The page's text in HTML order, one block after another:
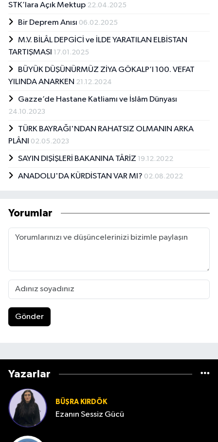
STK’lara Açık Mektup 22.04.2025
Bir Deprem Anısı 06.02.2025
M.V. BİLÂL DEPGİCİ ve İLDE YARATILAN ELBİSTAN
TARTIŞMASI 17.01.2025
BÜYÜK DÜŞÜNÜRMÜZ ZİYA GÖKALP’I 100. VEFAT
YILINDA ANARKEN 21.12.2024
Gazze’de Hastane Katliamı ve İslâm Dünyası
24.10.2023
TÜRK BAYRAĞI'NDAN RAHATSIZ OLMANIN ARKA
PLÂNI
02.05.2023
SAYIN DIŞİŞLERİ BAKANINA TÂRİZ 19.12.2022
ANADOLU'DA KÜRDİSTAN VAR MI? 02.08.2022
Yorumlar
Gönder
Yazarlar
BÜŞRA KIRDÖK
Ezanın Sessiz Gücü